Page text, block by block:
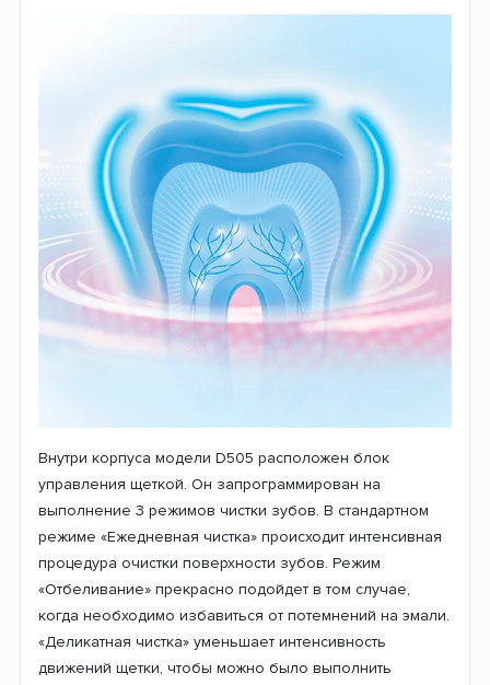
форму. Именно поэтому во время интенсивных
движений мягкие щетинки не способны повредить
зубную эмаль и десны. Специальная форма насадки
позволяет щетине охватить всю поверхность зуба,
чтобы обеспечить удаление налета по всей его
плоскости. Щетинки внешнего кольца на своих
кончиках имеют голубой индикатор. Его частичное
обесцвечивание будет указывать на необходимую
замену насадки на новую.